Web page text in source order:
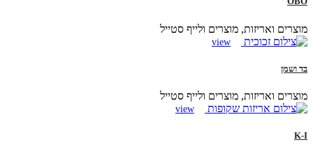
מוצרים ואריזות, מוצרים ולייף סטייל
view
בד ושמן
מוצרים ואריזות, מוצרים ולייף סטייל
view
K-I